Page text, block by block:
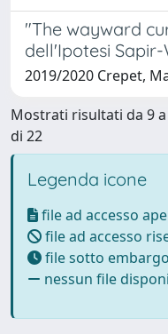
"The wayward
dell'Ipotesi
2019/2020 Crepet,
Mostrati risultati da 9
di 22
Legenda icone
file ad accesso
file ad accesso
file sotto embargo
nessun file